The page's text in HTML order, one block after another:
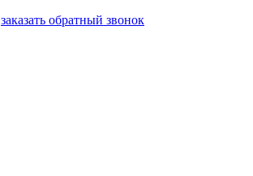
заказать обратный звонок